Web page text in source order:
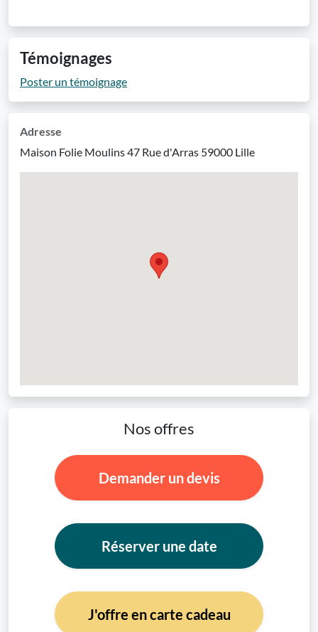
Témoignages
Poster un témoignage
Adresse
Maison Folie Moulins 47 Rue d'Arras 59000 Lille
Nos offres
Demander un devis
Réserver une date
J'offre en carte cadeau